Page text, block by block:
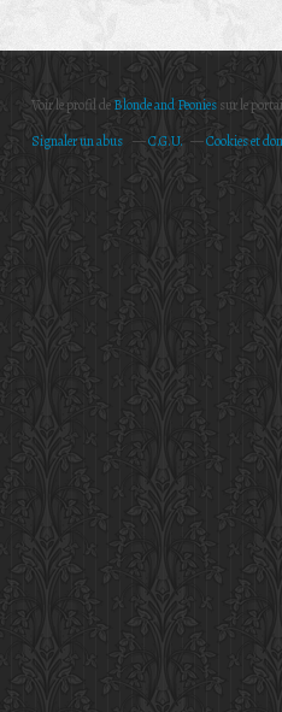
Voir le profil deBlonde and Peoniessur le
Signaler un abus
C.G.U. Cookies et